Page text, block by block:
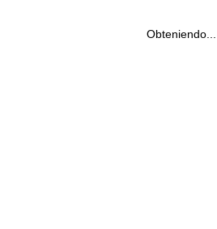
Obteniendo...